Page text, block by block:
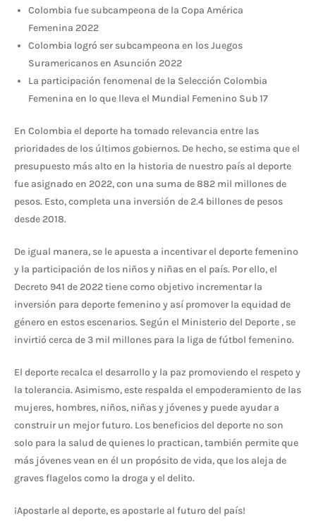
Colombia fue subcampeona de la Copa América
Femenina 2022
Colombia logró ser subcampeona en los Juegos
Suramericanos en Asunción 2022
La participación fenomenal de la Selección Colombia
Femenina en lo que lleva el Mundial Femenino Sub 17
En Colombia el deporte ha tomado relevancia entre las
prioridades de los últimos gobiernos. De hecho, se estima que el
presupuesto más alto en la historia de nuestro país al deporte
fue asignado en 2022, con una suma de 882 mil millones de
pesos. Esto, completa una inversión de 2.4 billones de pesos
desde 2018.
De igual manera, se le apuesta a incentivar el deporte femenino
y la participación de los niños y niñas en el país. Por ello, el
Decreto 941 de 2022 tiene como objetivo incrementar la
inversión para deporte femenino y así promover la equidad de
género en estos escenarios. Según el Ministerio del Deporte , se
invirtió cerca de 3 mil millones para la liga de fútbol femenino.
El deporte recalca el desarrollo y la paz promoviendo el respeto y
la tolerancia. Asimismo, este respalda el empoderamiento de las
mujeres, hombres, niños, niñas y jóvenes y puede ayudar a
construir un mejor futuro. Los beneficios del deporte no son
solo para la salud de quienes lo practican, también permite que
más jóvenes vean en él un propósito de vida, que los aleja de
graves flagelos como la droga y el delito.
¡Apostarle al deporte, es apostarle al futuro del país!